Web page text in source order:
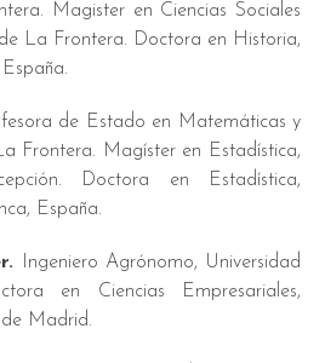
Magister en Ciencias Sociales
La Frontera. Doctora en Historia,
de Estado en Matemáticas y
Frontera. Magíster en Estadística,
Doctora en Estadística,
España.
Ingeniero Agrónomo, Universidad
en Ciencias Empresariales,
Madrid.